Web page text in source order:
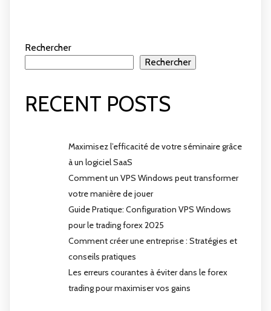
Rechercher
Rechercher
RECENT POSTS
Maximisez l’efficacité de votre séminaire grâce
à un logiciel SaaS
Comment un VPS Windows peut transformer
votre manière de jouer
Guide Pratique: Configuration VPS Windows
pour le trading forex 2025
Comment créer une entreprise : Stratégies et
conseils pratiques
Les erreurs courantes à éviter dans le forex
trading pour maximiser vos gains